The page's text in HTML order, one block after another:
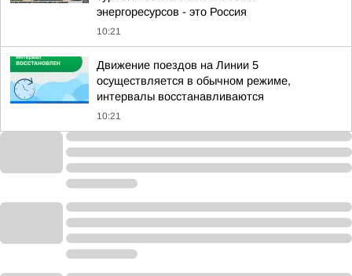
энергоресурсов - это Россия
10:21
Движение поездов на Линии 5
осуществляется в обычном режиме,
интервалы восстанавливаются
10:21